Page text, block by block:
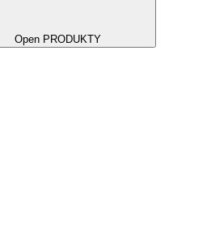
Open PRODUKTY